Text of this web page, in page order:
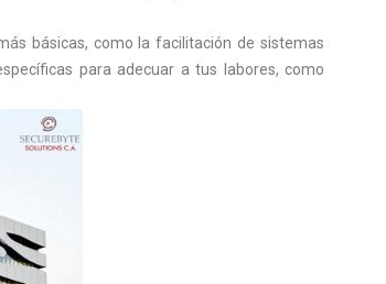
básicas, como la facilitación de sistemas
para adecuar a tus labores, como